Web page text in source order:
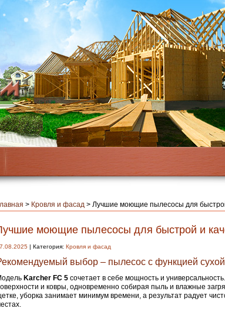
> Кровля и фасад > Лучшие моющие пылесосы для
моющие пылесосы для быстрой и
| Категория: Кровля и фасад
выбор – пылесос с функцией
Karcher FC 5 сочетает в себе мощность и
и ковры, одновременно собирая пыль и влажные
уборка занимает минимум времени, а результат радует